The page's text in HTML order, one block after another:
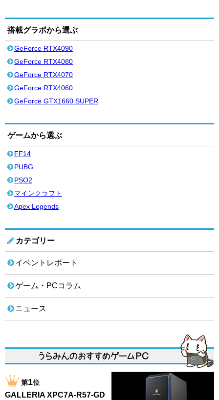
カテゴリー
イベントレポート
ゲーム・PCコラム
ニュース
搭載グラボから選ぶ
GeForce RTX4090
GeForce RTX4080
GeForce RTX4070
GeForce RTX4060
GeForce GTX1660 SUPER
ゲームから選ぶ
FF14
PUBG
PSO2
マインクラフト
Apex Legends
第1位
GALLERIA XPC7A-R57-GD